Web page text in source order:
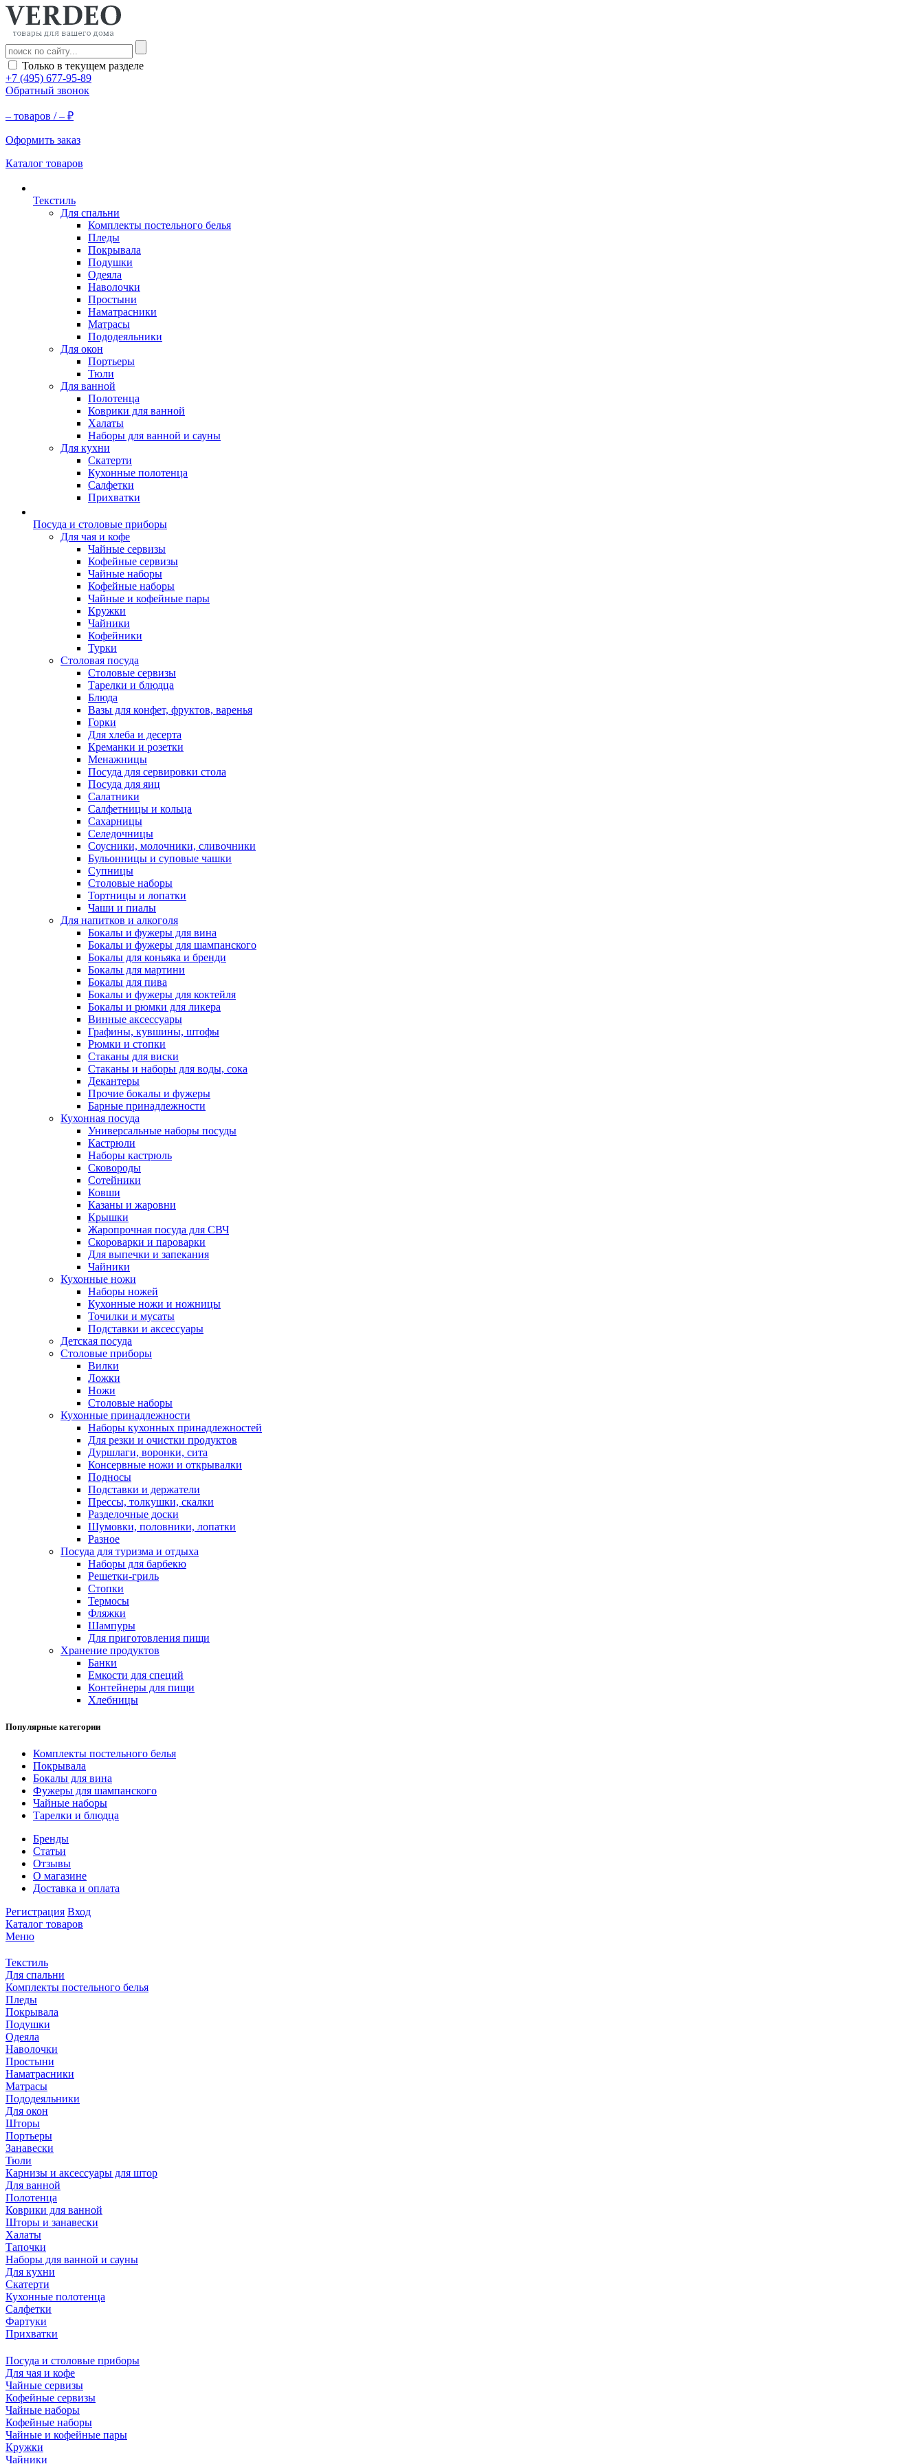
Только в текущем разделе
+7 (495) 677-95-89
Обратный звонок
– товаров /– ₽
Оформить заказ
Каталог товаров
Текстиль
Для спальни
Комплекты постельного белья
Пледы
Покрывала
Подушки
Одеяла
Наволочки
Простыни
Наматрасники
Матрасы
Пододеяльники
Для окон
Портьеры
Тюли
Для ванной
Полотенца
Коврики для ванной
Халаты
Наборы для ванной и сауны
Для кухни
Скатерти
Кухонные полотенца
Салфетки
Прихватки
Посуда и столовые приборы
Для чая и кофе
Чайные сервизы
Кофейные сервизы
Чайные наборы
Кофейные наборы
Чайные и кофейные пары
Кружки
Чайники
Кофейники
Турки
Столовая посуда
Столовые сервизы
Тарелки и блюдца
Блюда
Вазы для конфет, фруктов, варенья
Горки
Для хлеба и десерта
Креманки и розетки
Менажницы
Посуда для сервировки стола
Посуда для яиц
Салатники
Салфетницы и кольца
Сахарницы
Селедочницы
Соусники, молочники, сливочники
Бульонницы и суповые чашки
Супницы
Столовые наборы
Тортницы и лопатки
Чаши и пиалы
Для напитков и алкоголя
Бокалы и фужеры для вина
Бокалы и фужеры для шампанского
Бокалы для коньяка и бренди
Бокалы для мартини
Бокалы для пива
Бокалы и фужеры для коктейля
Бокалы и рюмки для ликера
Винные аксессуары
Графины, кувшины, штофы
Рюмки и стопки
Стаканы для виски
Стаканы и наборы для воды, сока
Декантеры
Прочие бокалы и фужеры
Барные принадлежности
Кухонная посуда
Универсальные наборы посуды
Кастрюли
Наборы кастрюль
Сковороды
Сотейники
Ковши
Казаны и жаровни
Крышки
Жаропрочная посуда для СВЧ
Скороварки и пароварки
Для выпечки и запекания
Чайники
Кухонные ножи
Наборы ножей
Кухонные ножи и ножницы
Точилки и мусаты
Подставки и аксессуары
Детская посуда
Столовые приборы
Вилки
Ложки
Ножи
Столовые наборы
Кухонные принадлежности
Наборы кухонных принадлежностей
Для резки и очистки продуктов
Дуршлаги, воронки, сита
Консервные ножи и открывалки
Подносы
Подставки и держатели
Прессы, толкушки, скалки
Разделочные доски
Шумовки, половники, лопатки
Разное
Посуда для туризма и отдыха
Наборы для барбекю
Решетки-гриль
Стопки
Термосы
Фляжки
Шампуры
Для приготовления пищи
Хранение продуктов
Банки
Емкости для специй
Контейнеры для пищи
Хлебницы
Популярные категории
Комплекты постельного белья
Покрывала
Бокалы для вина
Фужеры для шампанского
Чайные наборы
Тарелки и блюдца
Бренды
Статьи
Отзывы
О магазине
Доставка и оплата
Регистрация Вход
Каталог товаров
Меню
Текстиль
Для спальни
Комплекты постельного белья
Пледы
Покрывала
Подушки
Одеяла
Наволочки
Простыни
Наматрасники
Матрасы
Пододеяльники
Для окон
Шторы
Портьеры
Занавески
Тюли
Карнизы и аксессуары для штор
Для ванной
Полотенца
Коврики для ванной
Шторы и занавески
Халаты
Тапочки
Наборы для ванной и сауны
Для кухни
Скатерти
Кухонные полотенца
Салфетки
Фартуки
Прихватки
Посуда и столовые приборы
Для чая и кофе
Чайные сервизы
Кофейные сервизы
Чайные наборы
Кофейные наборы
Чайные и кофейные пары
Кружки
Чайники